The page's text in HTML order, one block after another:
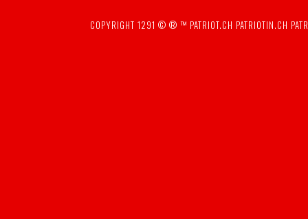
COPYRIGHT 1291 © ® ™ PATRIOT.CH PATRIOTIN.CH